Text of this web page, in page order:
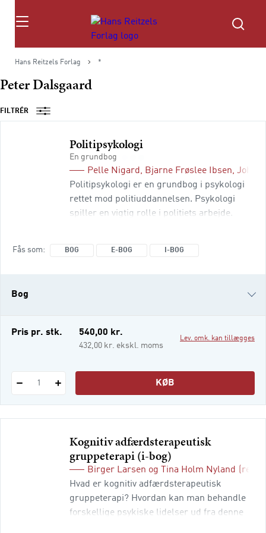
Søg
Hans Reitzels Forlag *
Peter Dalsgaard
FILTRÉR
Politipsykologi
En grundbog
Pelle Nigard, Bjarne Frøslee Ibsen,
Politipsykologi er en grundbog i psykologi
rettet mod politiuddannelsen. Psykologi
spiller en vigtig rolle i politiets arbejde.
Fås som BOG E-BOG I-BOG
Bog
e-bog
Pris pr. stk. 540,00 kr.
432,00 kr. ekskl. moms
Lev. omk. kan tillægges
1 KØB
Kognitiv adfærdsterapeutisk
gruppeterapi (i-bog)
Birger Larsen og Tina Holm Nyland
(red.)
Hvad er kognitiv adfærdsterapeutisk
gruppeterapi? Hvordan kan man behandle
forskellige psykiske lidelser ud fra denne